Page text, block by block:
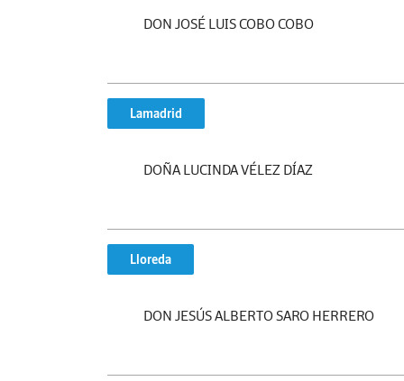
DON JOSÉ LUIS COBO COBO
Lamadrid
DOÑA LUCINDA VÉLEZ DÍAZ
Lloreda
DON JESÚS ALBERTO SARO HERRERO